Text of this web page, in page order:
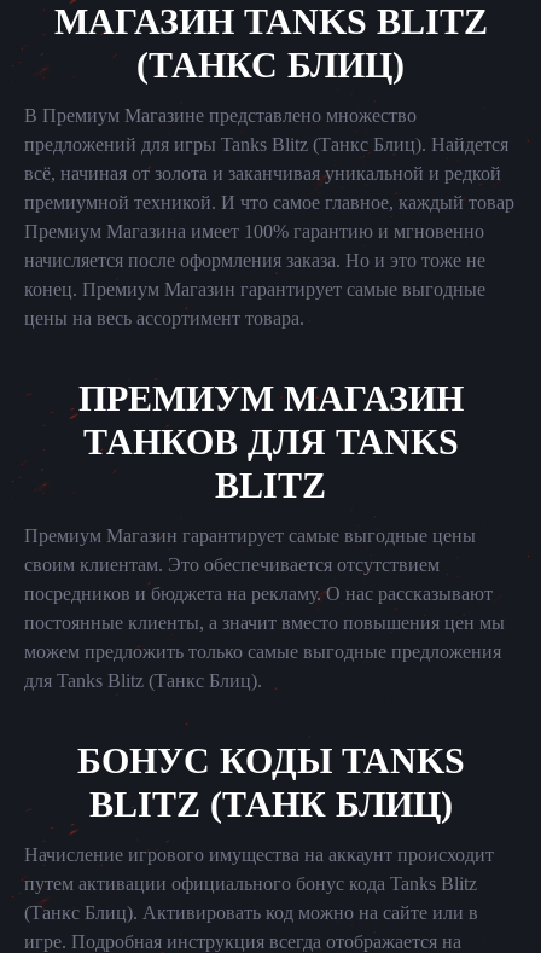
МАГАЗИН TANKS BLITZ
(ТАНКС БЛИЦ)
В Премиум Магазине представлено множество
предложений для игры Tanks Blitz (Танкс Блиц). Найдется
всё, начиная от золота и заканчивая уникальной и редкой
премиумной техникой. И что самое главное, каждый товар
Премиум Магазина имеет 100% гарантию и мгновенно
начисляется после оформления заказа. Но и это тоже не
конец. Премиум Магазин гарантирует самые выгодные
цены на весь ассортимент товара.
ПРЕМИУМ МАГАЗИН
ТАНКОВ ДЛЯ TANKS
BLITZ
Премиум Магазин гарантирует самые выгодные цены
своим клиентам. Это обеспечивается отсутствием
посредников и бюджета на рекламу. О нас рассказывают
постоянные клиенты, а значит вместо повышения цен мы
можем предложить только самые выгодные предложения
для Tanks Blitz (Танкс Блиц).
БОНУС КОДЫ TANKS
BLITZ (ТАНК БЛИЦ)
Начисление игрового имущества на аккаунт происходит
путем активации официального бонус кода Tanks Blitz
(Танкс Блиц). Активировать код можно на сайте или в
игре. Подробная инструкция всегда отображается на